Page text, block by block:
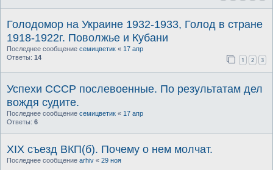
Голодомор на Украине 1932-1933, Голод в стране
1918-1922г. Поволжье и Кубани
Последнее сообщение семицветик « 17 апр
Ответы: 14 1 2 3
Успехи СССР послевоенные. По результатам дел
вождя судите.
Последнее сообщение семицветик « 17 апр
Ответы: 6
XIX съезд ВКП(б). Почему о нем молчат.
Последнее сообщение arhiv « 29 ноя